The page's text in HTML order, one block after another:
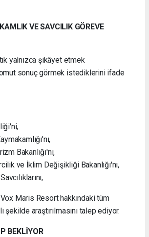
VE SAVCILIK GÖREVE
yalnızca şikâyet etmek
sonuç görmek istediklerini ifade
Bakanlığı'nı,
ve İklim Değişikliği Bakanlığı'nı,
Maris Resort hakkındaki tüm
şekilde araştırılmasını talep ediyor.
BEKLİYOR